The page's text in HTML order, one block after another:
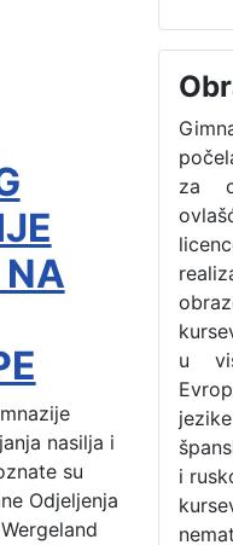
NA
nasilja i
su
Odjeljenja
za
u
i